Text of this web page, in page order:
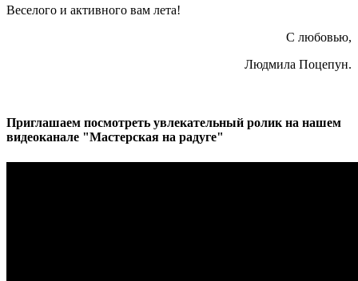
Веселого и активного вам лета!
С любовью,
Людмила Поцепун.
Приглашаем посмотреть увлекательный ролик на нашем
видеоканале "Мастерская на радуге"